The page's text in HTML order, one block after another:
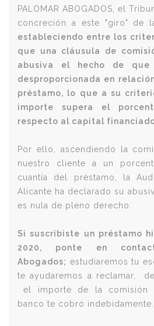
PALOMAR ABOGADOS, el
concreción a este "giro" de
estableciendo entre los
que una cláusula de
abusiva el hecho de
desproporcionada en
préstamo, lo que a su
importe supera el
respecto al capital
Por ello, ascendiendo la
nuestro cliente a un
cuantía del préstamo, la
Alicante ha declarado su
es nula de pleno derecho.
Si suscribiste un préstamo
2020, ponte en
Abogados; estudiaremos tu
te ayudaremos a reclamar,
el importe de la comisión
banco te cobró indebidamente.